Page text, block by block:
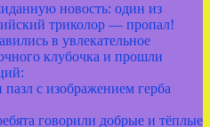
новость: один из
триколор — пропал!
в увлекательное
клубочка и прошли
с изображением герба
говорили добрые и тёплые